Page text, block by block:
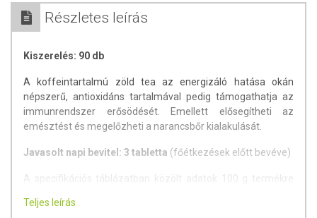
Részletes leírás
Kiszerelés: 90 db
A koffeintartalmú zöld tea az energizáló hatása okán
népszerű, antioxidáns tartalmával pedig támogathatja az
immunrendszer erősödését. Emellett elősegítheti az
emésztést és megelőzheti a narancsbőr kialakulását.
Javasolt napi bevitel: 3 tabletta (főétkezések előtt bevéve)
A specifikációs táblázatban közölt adatok 100 g termékre
Teljes leírás